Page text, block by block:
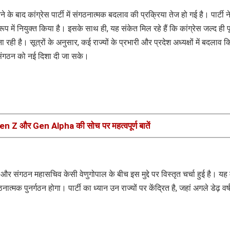
बाद कांग्रेस पार्टी में संगठनात्मक बदलाव की प्रक्रिया तेज हो गई है। पार्टी ने
में नियुक्त किया है। इसके साथ ही, यह संकेत मिल रहे हैं कि कांग्रेस जल्द ही
है। सूत्रों के अनुसार, कई राज्यों के प्रभारी और प्रदेश अध्यक्षों में बदलाव
को नई दिशा दी जा सके।
Z और Gen Alpha की सोच पर महत्वपूर्ण बातें
संगठन महासचिव केसी वेणुगोपाल के बीच इस मुद्दे पर विस्तृत चर्चा हुई है। यह
पुनर्गठन होगा। पार्टी का ध्यान उन राज्यों पर केंद्रित है, जहां अगले डेढ़